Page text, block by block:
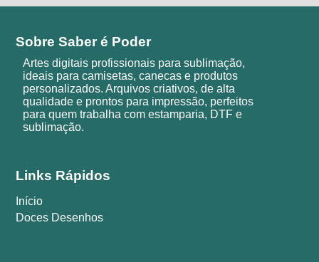
Sobre Saber é Poder
Artes digitais profissionais para sublimação,
ideais para camisetas, canecas e produtos
personalizados. Arquivos criativos, de alta
qualidade e prontos para impressão, perfeitos
para quem trabalha com estamparia, DTF e
sublimação.
Links Rápidos
Início
Doces Desenhos